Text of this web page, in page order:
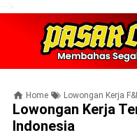
Home Lowongan Kerja
Lowongan Kerja
Indonesia